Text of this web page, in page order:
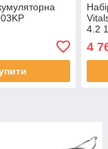
4.2
4